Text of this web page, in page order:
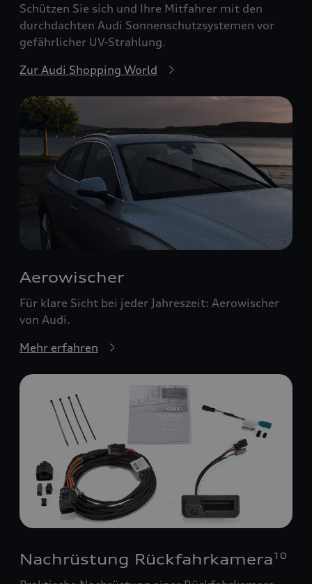
Schützen Sie sich und Ihre Mitfahrer mit den
durchdachten Audi Sonnenschutzsystemen vor
gefährlicher UV-Strahlung.
Zur Audi Shopping World
Aerowischer
Für klare Sicht bei jeder Jahreszeit: Aerowischer
von Audi.
Mehr erfahren
Nachrüstung Rückfahrkamera 10